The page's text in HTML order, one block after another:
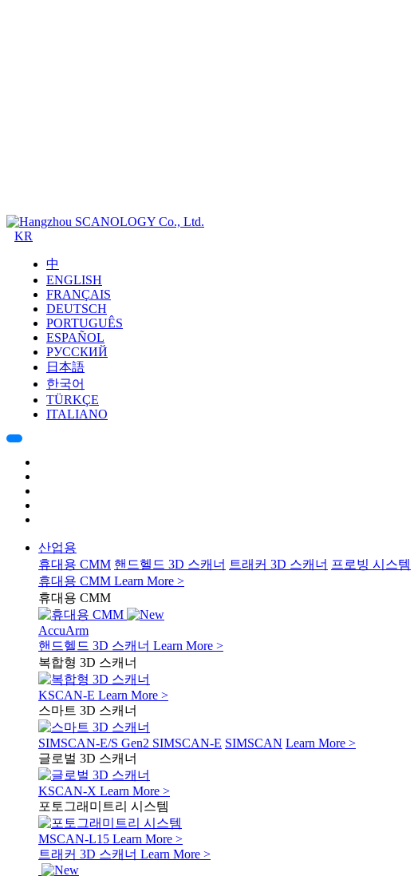
KR
中
ENGLISH
FRANÇAIS
DEUTSCH
PORTUGUÊS
ESPAÑOL
РУССКИЙ
日本語
한국어
TÜRKÇE
ITALIANO
산업용
휴대용 CMM 핸드헬드 3D 스캐너 트래커 3D 스캐너 프로빙 시스템
휴대용 CMM Learn More >
휴대용 CMM
AccuArm
핸드헬드 3D 스캐너 Learn More >
복합형 3D 스캐너
KSCAN-E Learn More >
스마트 3D 스캐너
SIMSCAN-E/S Gen2 SIMSCAN-E SIMSCAN Learn More >
글로벌 3D 스캐너
KSCAN-X Learn More >
포토그래미트리 시스템
MSCAN-L15 Learn More >
트래커 3D 스캐너 Learn More >